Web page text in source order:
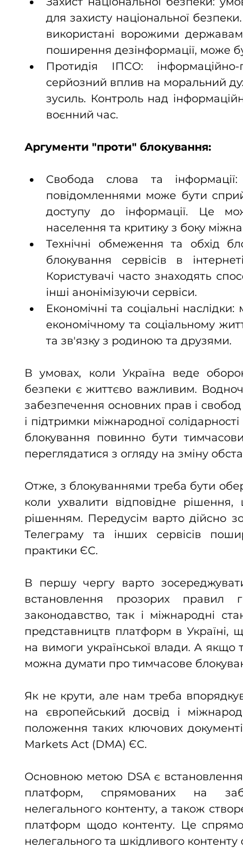
для захисту національної
використані ворожими
поширення дезінформації, може
Протидія ІПСО:
серйозний вплив на моральний
зусиль. Контроль над
воєнний час.
Аргументи "проти" блокування:
Свобода слова та
повідомленнями може бути
доступу до інформації. Це
населення та критику з боку
Технічні обмеження та обхід
блокування сервісів в
Користувачі часто знаходять
інші анонімізуючи сервіси.
Економічні та соціальні
економічному та соціальному
та зв'язку з родиною та друзями.
В умовах, коли Україна веде
безпеки є життєво важливим.
забезпечення основних прав і
і підтримки міжнародної
блокування повинно бути
переглядатися з огляду на зміну
Отже, з блокуваннями треба бути
коли ухвалити відповідне
рішенням. Передусім варто дійсно
Телеграму та інших сервісів
практики ЄС.
В першу чергу варто
встановлення прозорих правил
законодавство, так і міжнародні
представництв платформ в Україні,
на вимоги української влади. А якщо
можна думати про тимчасове
Як не крути, але нам треба
на європейський досвід і
положення таких ключових
Markets Act (DMA) ЄС.
Основною метою DSA є встановлення
платформ, спрямованих на
нелегального контенту, а також
платформ щодо контенту. Це
нелегального та шкідливого контенту